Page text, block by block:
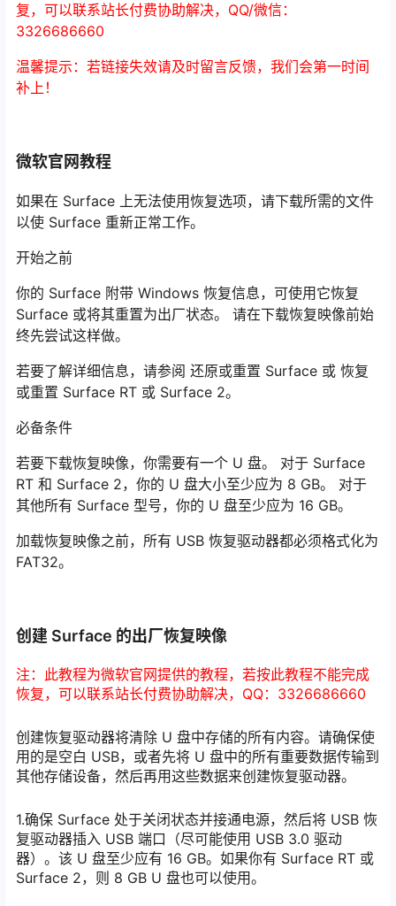
复，可以联系站长付费协助解决，QQ/微信：
3326686660
温馨提示：若链接失效请及时留言反馈，我们会第一时间
补上！
微软官网教程
如果在 Surface 上无法使用恢复选项，请下载所需的文件
以使 Surface 重新正常工作。
开始之前
你的 Surface 附带 Windows 恢复信息，可使用它恢复
Surface 或将其重置为出厂状态。 请在下载恢复映像前始
终先尝试这样做。
若要了解详细信息，请参阅 还原或重置 Surface 或 恢复
或重置 Surface RT 或 Surface 2。
必备条件
若要下载恢复映像，你需要有一个 U 盘。 对于 Surface
RT 和 Surface 2，你的 U 盘大小至少应为 8 GB。 对于
其他所有 Surface 型号，你的 U 盘至少应为 16 GB。
加载恢复映像之前，所有 USB 恢复驱动器都必须格式化为
FAT32。
创建 Surface 的出厂恢复映像
注：此教程为微软官网提供的教程，若按此教程不能完成
恢复，可以联系站长付费协助解决，QQ：3326686660
创建恢复驱动器将清除 U 盘中存储的所有内容。请确保使
用的是空白 USB，或者先将 U 盘中的所有重要数据传输到
其他存储设备，然后再用这些数据来创建恢复驱动器。
1.确保 Surface 处于关闭状态并接通电源，然后将 USB 恢
复驱动器插入 USB 端口（尽可能使用 USB 3.0 驱动
器）。该 U 盘至少应有 16 GB。如果你有 Surface RT 或
Surface 2，则 8 GB U 盘也可以使用。